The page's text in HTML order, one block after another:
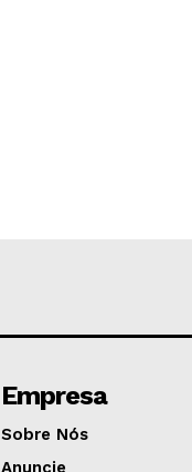
Empresa
Sobre Nós
Anuncie